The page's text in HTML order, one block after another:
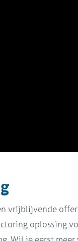
vrijblijvende
oplossing